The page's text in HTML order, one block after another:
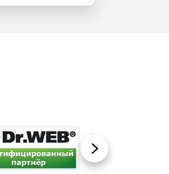
Вперед